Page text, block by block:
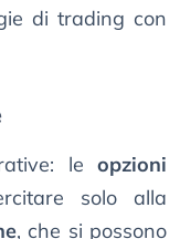
di trading con
le opzioni
solo alla
, che si possono